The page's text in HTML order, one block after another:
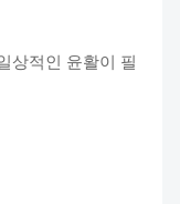
상적인 윤활이 필